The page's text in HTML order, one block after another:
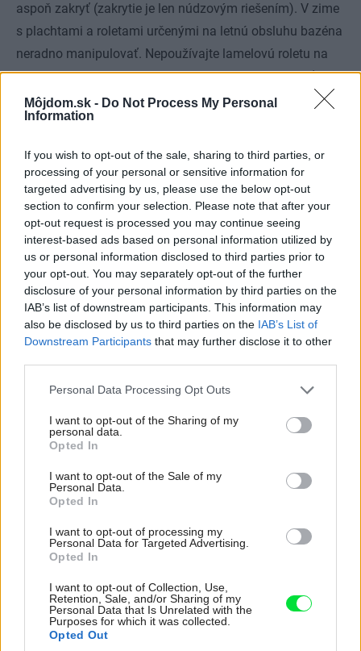
Môjdom.sk - Do Not Process My Personal
Information
If you wish to opt-out of the sale, sharing to third parties, or
processing of your personal or sensitive information for
targeted advertising by us, please use the below opt-out
section to confirm your selection. Please note that after your
opt-out request is processed you may continue seeing
interest-based ads based on personal information utilized by
us or personal information disclosed to third parties prior to
your opt-out. You may separately opt-out of the further
disclosure of your personal information by third parties on the
IAB’s list of downstream participants. This information may
also be disclosed by us to third parties on the IAB’s List of
Downstream Participants that may further disclose it to other
Please note that this website/app uses one or more Google
not limited to your visit or usage behaviour. You may click to
grant or deny consent to Google and its third-party tags to
use your data for below specified purposes in below Google
consent section.
Personal Data Processing Opt Outs
I want to opt-out of the Sharing of my
personal data.
Opted In
I want to opt-out of the Sale of my
Personal Data.
Opted In
I want to opt-out of processing my
Personal Data for Targeted Advertising.
Opted In
I want to opt-out of Collection, Use,
Retention, Sale, and/or Sharing of my
Personal Data that Is Unrelated with the
Purposes for which it was collected.
Opted Out
aspoň zakryť (zakrytie je len núdzovým riešením). V zime
s plachtami a roletami určenými na letnú obsluhu bazéna
neradno manipulovať. Nepoužívajte lamelovú roletu na
zimné zakrytie – do vnútra lamiel totiž môže vniknúť
voda; ak v nich zamrzne, nenávratne ich poškodí. Na
zimné zakrytie sa oplatí investovať do plachty z hustej
prepúšťa dažďovú vodu (vďaka tomu ju nepotrhajú
kaluže).
Pohodlným riešením je tzv. univerzálna plachta, ktorá sa
dá používať rovnako v zime, ako aj počas letnej kúpacej
hladinu prenikalo svetlo, ktoré podporuje tvorbu rias
a mikroorganizmov. Niektorí majitelia bazénov ju
ukladajú tak, aby sa na nej nezhromaždila dažďová voda